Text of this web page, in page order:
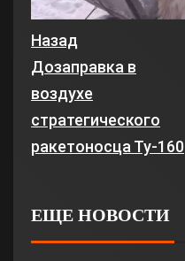
Назад
Дозаправка в
воздухе
стратегического
ракетоносца Ту-160
ЕЩЕ НОВОСТИ